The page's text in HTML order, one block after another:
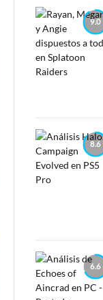
9.0
8.6
6.6